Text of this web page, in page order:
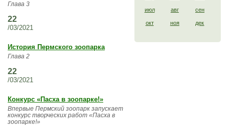
июл авг сен
окт ноя дек
Глава 3
22
/03/2021
История Пермского зоопарка
Глава 2
22
/03/2021
Конкурс «Пасха в зоопарке!»
Впервые Пермский зоопарк запускает
конкурс творческих работ «Пасха в
зоопарке!»